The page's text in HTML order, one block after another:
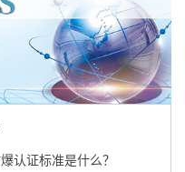
认证标准是什么？